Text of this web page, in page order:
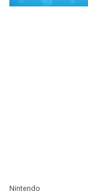
Nintendo